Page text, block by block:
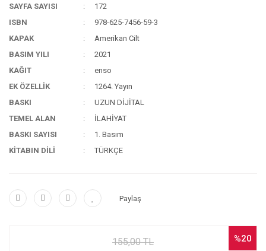
SAYFA SAYISI
172
ISBN
978-625-7456-59-3
KAPAK
Amerikan Cilt
BASIM YILI
2021
KAĞIT
enso
EK ÖZELLİK
1264. Yayın
BASKI
UZUN DİJİTAL
TEMEL ALAN
İLAHİYAT
BASKI SAYISI
1. Basım
KİTABIN DİLİ
TÜRKÇE
Paylaş
%20
155,00 TL